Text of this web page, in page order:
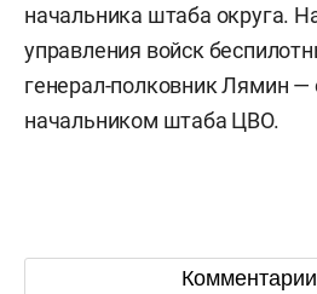
начальника штаба округа.
управления войск
генерал-полковник Лямин —
начальником штаба ЦВО.
Комментарии